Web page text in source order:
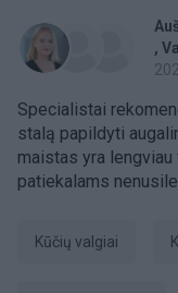
Specialistai
stalą papildyti
maistas yra
patiekalams
Kūčių valgiai